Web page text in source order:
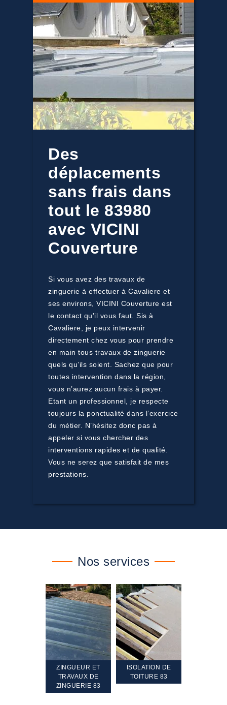
Des
déplacements
sans frais dans
tout le 83980
avec VICINI
Couverture
Si vous avez des travaux de
zinguerie à effectuer à Cavaliere et
ses environs, VICINI Couverture est
le contact qu’il vous faut. Sis à
Cavaliere, je peux intervenir
directement chez vous pour prendre
en main tous travaux de zinguerie
quels qu’ils soient. Sachez que pour
toutes intervention dans la région,
vous n’aurez aucun frais à payer.
Etant un professionnel, je respecte
toujours la ponctualité dans l’exercice
du métier. N’hésitez donc pas à
appeler si vous chercher des
interventions rapides et de qualité.
Vous ne serez que satisfait de mes
prestations.
Nos services
ZINGUEUR ET
TRAVAUX DE
ZINGUERIE 83
ISOLATION DE
TOITURE 83